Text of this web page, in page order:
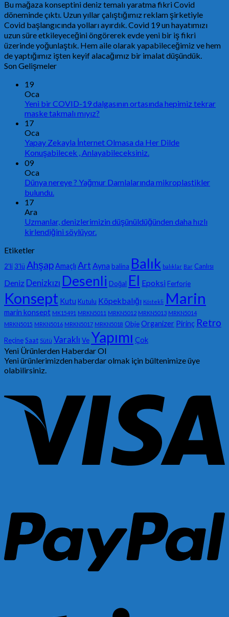
Bu mağaza konseptini deniz temalı yaratma fikri Covid
döneminde çıktı. Uzun yıllar çalıştığımız reklam şirketiyle
Covid başlangıcında yolları ayırdık. Covid 19 un hayatımızı
uzun süre etkileyeceğini öngörerek evde yeni bir iş fikri
üzerinde yoğunlaştık. Hem aile olarak yapabileceğimiz ve hem
de yaptığımız işten keyif alacağımız bir imalat düşündük.
Son Gelişmeler
19
Oca
Yeni bir COVID-19 dalgasının ortasında hepimiz tekrar
maske takmalı mıyız?
17
Oca
Yapay Zekayla İnternet Olmasa da Her Dilde
Konuşabilecek , Anlayabileceksiniz.
09
Oca
Dünya nereye ? Yağmur Damlalarında mikroplastikler
bulundu.
17
Ara
Uzmanlar, denizlerimizin düşünüldüğünden daha hızlı
kirlendiğini söylüyor.
Etiketler
2'li 3'lü AhşapAmaçlı Art Ayna balina Balık balıklar Bar Canlısı
Deniz Denizkızı Desenli Doğal El Epoksi Ferforje
Konsept Kutu Kutulu Köpekbalığı Köstekli Marin
marin konsept MK15491 MRKN5011 MRKN5012 MRKN5013 MRKN5014
MRKN5015 MRKN5016 MRKN5017 MRKN5018 ObjeOrganizer Pirinç Retro
ReçineSaat Sütü Varaklı Ve Yapımı Çok
Yeni Ürünlerden Haberdar Ol
Yeni ürünlerimizden haberdar olmak için bültenimize üye
olabilirsiniz.